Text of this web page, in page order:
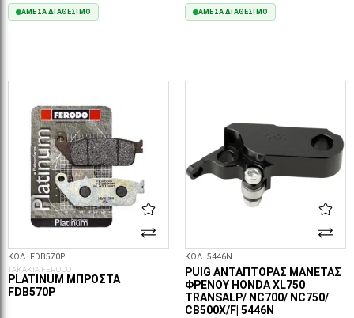
ΆΜΕΣΑ ΔΙΑΘΈΣΙΜΟ ΆΜΕΣΑ ΔΙΑΘΈΣΙΜΟ
ΚΩΔ. FDB570P
ΤΑΚΑΚΙΑ FERODO
PLATINUM ΜΠΡΟΣΤΆ
FDB570P
ΚΩΔ. 5446N
PUIG ΑΝΤΆΠΤΟΡΑΣ ΜΑΝΈΤΑΣ
ΦΡΈΝΟΥ HONDA XL750
TRANSALP/ NC700/ NC750/
CB500X/F| 5446N